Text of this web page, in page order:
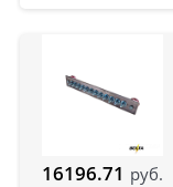
16196.71 руб.